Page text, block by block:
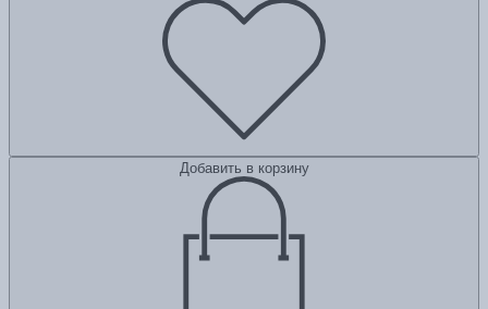
Добавить в корзину